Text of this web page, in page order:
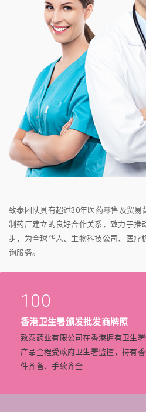
致泰团队具有超过30年医药零售及贸易
制药厂建立的良好合作关系，致力于推
步，为全球华人、生物科技公司、医疗
询服务。
100
香港卫生署颁发批发商牌照
致泰药业有限公司在香港拥有卫生
产品全程受政府卫生署监控，持有
件齐备、手续齐全